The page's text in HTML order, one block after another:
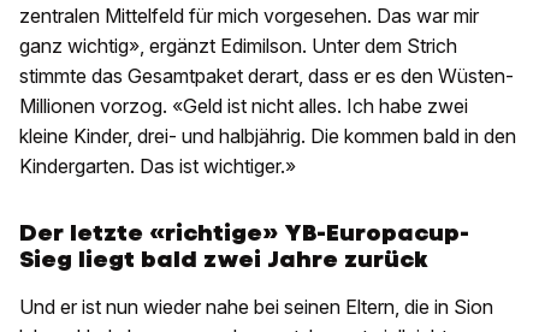
zentralen Mittelfeld für mich vorgesehen. Das war mir
ganz wichtig», ergänzt Edimilson. Unter dem Strich
stimmte das Gesamtpaket derart, dass er es den Wüsten-
Millionen vorzog. «Geld ist nicht alles. Ich habe zwei
kleine Kinder, drei- und halbjährig. Die kommen bald in den
Kindergarten. Das ist wichtiger.»
Der letzte «richtige» YB-Europacup-
Sieg liegt bald zwei Jahre zurück
Und er ist nun wieder nahe bei seinen Eltern, die in Sion